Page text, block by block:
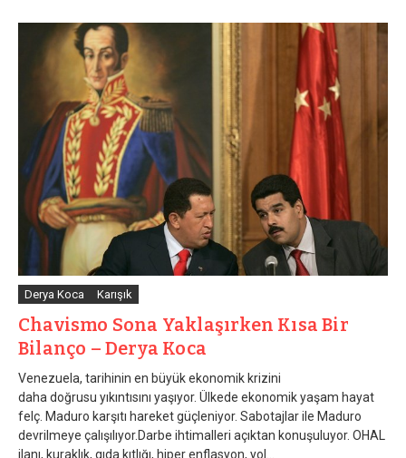
Derya Koca Karışık
Chavismo Sona Yaklaşırken Kısa Bir
Bilanço – Derya Koca
Venezuela, tarihinin en büyük ekonomik krizini
daha doğrusu yıkıntısını yaşıyor. Ülkede ekonomik yaşam hayat
felç. Maduro karşıtı hareket güçleniyor. Sabotajlar ile Maduro
devrilmeye çalışılıyor.Darbe ihtimalleri açıktan konuşuluyor. OHAL
ilanı, kuraklık, gıda kıtlığı, hiper enflasyon, yol...